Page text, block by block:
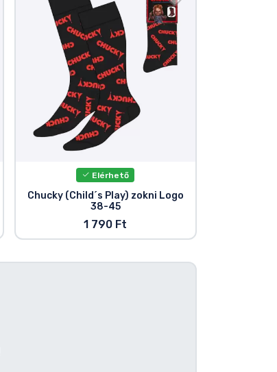
Elérhető
Chucky (Child´s Play) zokni Logo
38-45
1 790 Ft